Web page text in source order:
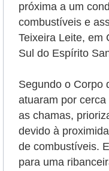
próxima a um
combustíveis e
Teixeira Leite, em
Sul do Espírito
Segundo o Corpo
atuaram por
as chamas,
devido à
de combustíveis.
para uma